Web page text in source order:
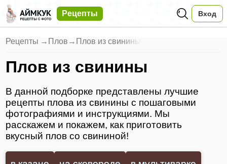
Рецепты Вход
Рецепты → Плов → Плов из свинины
Плов из свинины
В данной подборке представлены лучшие
рецепты плова из свинины с пошаговыми
фотографиями и инструкциями. Мы
расскажем и покажем, как приготовить
вкусный плов со свининой!